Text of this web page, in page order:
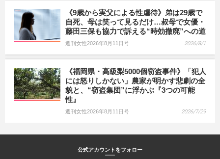
《9歳から実父による性虐待》弟は29歳で
自死、母は笑って見るだけ…叔母で女優・
藤田三保も協力で訴える“時効撤廃”への道
週刊女性2026年8月11日号 2026/8/1
《福岡県・高級梨5000個窃盗事件》「犯人
には怒りしかない」農家が明かす悲劇の全
貌と、“窃盗集団”に浮かぶ『3つの可能
性』
週刊女性2026年8月11日号 2026/7/29
公式アカウントをフォロー